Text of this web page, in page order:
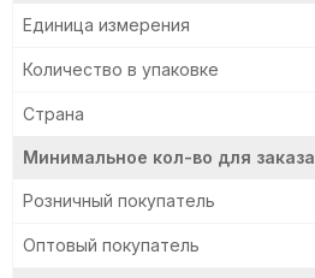
Единица измерения
Количество в упаковке
Страна
Минимальное кол-во для заказа
Розничный покупатель
Оптовый покупатель